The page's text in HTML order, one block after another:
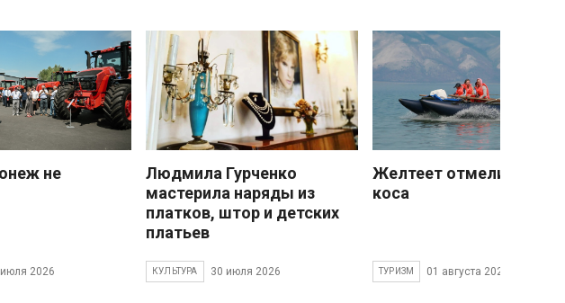
не
2026
Людмила Гурченко
мастерила наряды из
платков, штор и детских
платьев
КУЛЬТУРА 30 июля 2026
Желтеет отмели
коса
ТУРИЗМ 01 августа 2026